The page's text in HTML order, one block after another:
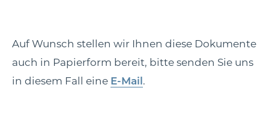
Auf Wunsch stellen wir Ihnen diese Dokumente
auch in Papierform bereit, bitte senden Sie uns
in diesem Fall eine E-Mail .